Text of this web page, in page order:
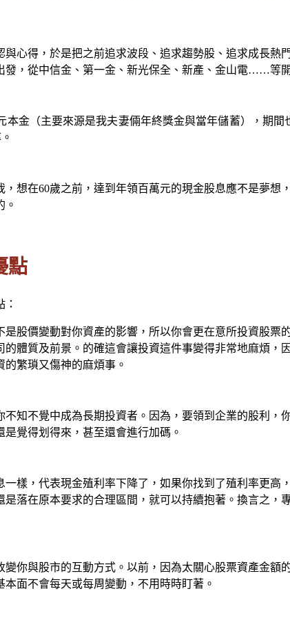
心得，於是把之前追求波段、追求趨勢股、追求成長
發，從中信金、第一金、新光保全、新產、金山電……等
本金（主要來源是我夫妻倆年終獎金與當年儲蓄），期
想在60歲之前，達到年領百萬元的現金股息應不是夢
。
點
股價變動對你資產的影響，所以你會更在意所投資股
體質及前景。的確這會讓投資這件事變得非常地麻煩，
繁瑣又傷神的麻煩事。
知不覺中成為長期投資者。因為，要領到企業的股利
覺得划得來，甚至還會進行加碼。
樣，代表現金殖利率下降了，如果你找到了殖利率更
落在原本要求的合理區間，就可以持續抱著。換言之
你與股市的互動方式。以前，因為太關心股票資產金
面不會每天或每周變動，不用時時盯著。